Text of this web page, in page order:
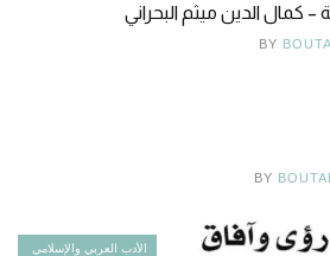
– كمال الدين ميثم البحراني
BY
BY
الأدب العربي والإسلامي